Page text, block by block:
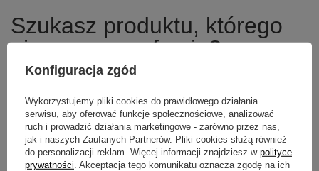
Szukasz produktu, którego
nie mamy w ofercie?
Jeśli nie znalazłeś w naszej ofercie produktu, a chciałbyś kupić go w
przesłać nam opis szukanego przedmiotu. Aby móc to zrobić musisz
byćzalogowany.
Konfiguracja zgód
Wykorzystujemy pliki cookies do prawidłowego działania
serwisu, aby oferować funkcje społecznościowe, analizować
ruch i prowadzić działania marketingowe - zarówno przez nas,
jak i naszych Zaufanych Partnerów. Pliki cookies służą również
do personalizacji reklam. Więcej informacji znajdziesz w polityce
prywatności . Akceptacja tego komunikatu oznacza zgodę na ich